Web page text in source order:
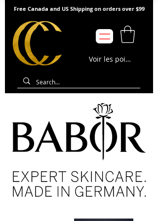
Free Canada and US Shipping on orders over $99
Voir les points